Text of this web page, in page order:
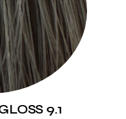
9.1